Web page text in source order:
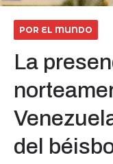
POR EL MUNDO
La
del